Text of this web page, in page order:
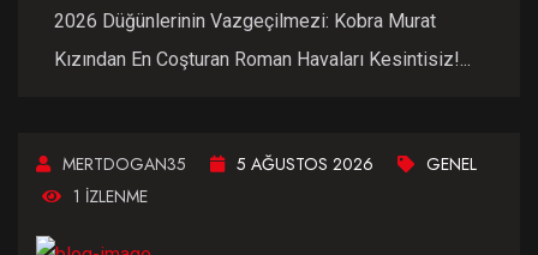
2026 Düğünlerinin Vazgeçilmezi: Kobra Murat
Kızından En Coşturan Roman Havaları Kesintisiz!...
MERTDOGAN35 5 AĞUSTOS 2026
GENEL
1 IZLENME